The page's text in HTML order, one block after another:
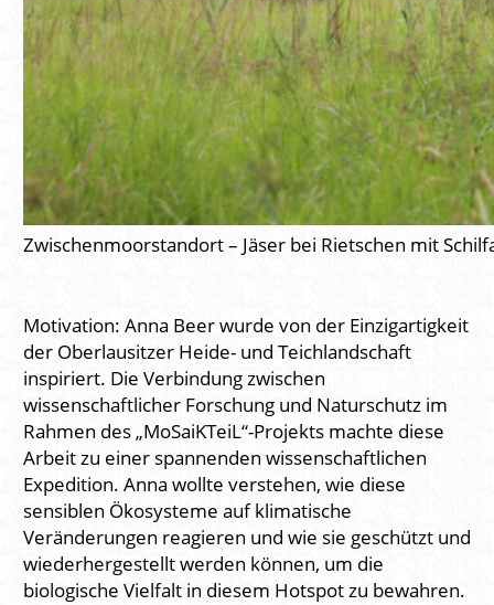
Zwischenmoorstandort – Jäser bei Rietschen mit
Motivation: Anna Beer wurde von der Einzigartigkeit
der Oberlausitzer Heide- und Teichlandschaft
inspiriert. Die Verbindung zwischen
wissenschaftlicher Forschung und Naturschutz im
Rahmen des „MoSaiKTeiL“-Projekts machte diese
Arbeit zu einer spannenden wissenschaftlichen
Expedition. Anna wollte verstehen, wie diese
sensiblen Ökosysteme auf klimatische
Veränderungen reagieren und wie sie geschützt und
wiederhergestellt werden können, um die
biologische Vielfalt in diesem Hotspot zu bewahren.